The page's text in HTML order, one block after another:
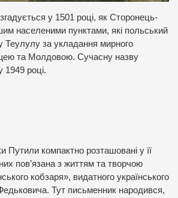
у 1501 році, як Сторонець-
населеними пунктами, які польський
Теулулу за укладання мирного
та Молдовою. Сучасну назву
1949 році.
Путили компактно розташовані у її
пов’язана з життям та творчою
кобзаря», видатного українського
Тут письменник народився,